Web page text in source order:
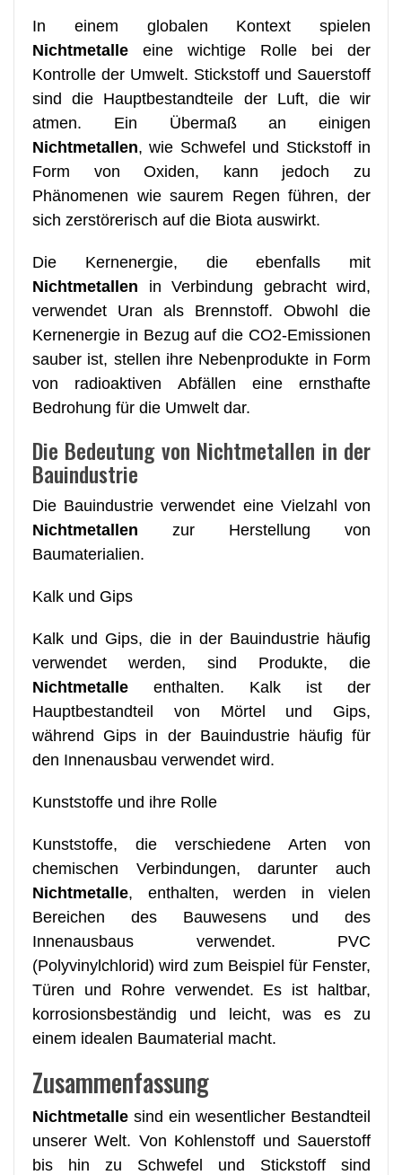
In einem globalen Kontext spielen
Nichtmetalle eine wichtige Rolle bei der
Kontrolle der Umwelt. Stickstoff und Sauerstoff
sind die Hauptbestandteile der Luft, die wir
atmen. Ein Übermaß an einigen
Nichtmetallen, wie Schwefel und Stickstoff in
Form von Oxiden, kann jedoch zu
Phänomenen wie saurem Regen führen, der
sich zerstörerisch auf die Biota auswirkt.
Die Kernenergie, die ebenfalls mit
Nichtmetallen in Verbindung gebracht wird,
verwendet Uran als Brennstoff. Obwohl die
Kernenergie in Bezug auf die CO2-Emissionen
sauber ist, stellen ihre Nebenprodukte in Form
von radioaktiven Abfällen eine ernsthafte
Bedrohung für die Umwelt dar.
Die Bedeutung von Nichtmetallen in der
Bauindustrie
Die Bauindustrie verwendet eine Vielzahl von
Nichtmetallen zur Herstellung von
Baumaterialien.
Kalk und Gips
Kalk und Gips, die in der Bauindustrie häufig
verwendet werden, sind Produkte, die
Nichtmetalle enthalten. Kalk ist der
Hauptbestandteil von Mörtel und Gips,
während Gips in der Bauindustrie häufig für
den Innenausbau verwendet wird.
Kunststoffe und ihre Rolle
Kunststoffe, die verschiedene Arten von
chemischen Verbindungen, darunter auch
Nichtmetalle, enthalten, werden in vielen
Bereichen des Bauwesens und des
Innenausbaus verwendet. PVC
(Polyvinylchlorid) wird zum Beispiel für Fenster,
Türen und Rohre verwendet. Es ist haltbar,
korrosionsbeständig und leicht, was es zu
einem idealen Baumaterial macht.
Zusammenfassung
Nichtmetalle sind ein wesentlicher Bestandteil
unserer Welt. Von Kohlenstoff und Sauerstoff
bis hin zu Schwefel und Stickstoff sind